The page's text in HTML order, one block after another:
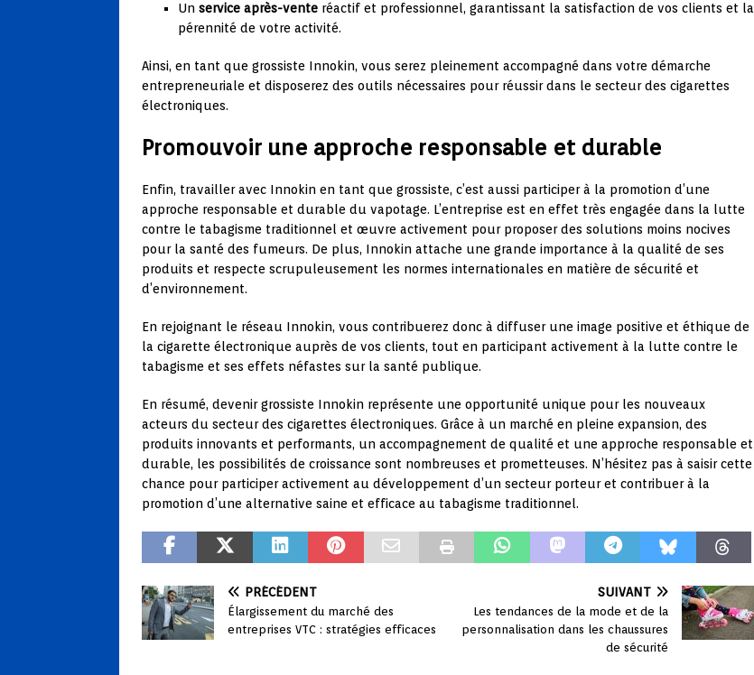
Un service après-vente réactif et professionnel, garantissant la satisfaction de vos clients et la
pérennité de votre activité.
Ainsi, en tant que grossiste Innokin, vous serez pleinement accompagné dans votre démarche
entrepreneuriale et disposerez des outils nécessaires pour réussir dans le secteur des cigarettes
électroniques.
Promouvoir une approche responsable et durable
Enfin, travailler avec Innokin en tant que grossiste, c’est aussi participer à la promotion d’une
approche responsable et durable du vapotage. L’entreprise est en effet très engagée dans la lutte
contre le tabagisme traditionnel et œuvre activement pour proposer des solutions moins nocives
pour la santé des fumeurs. De plus, Innokin attache une grande importance à la qualité de ses
produits et respecte scrupuleusement les normes internationales en matière de sécurité et
d’environnement.
En rejoignant le réseau Innokin, vous contribuerez donc à diffuser une image positive et éthique de
la cigarette électronique auprès de vos clients, tout en participant activement à la lutte contre le
tabagisme et ses effets néfastes sur la santé publique.
En résumé, devenir grossiste Innokin représente une opportunité unique pour les nouveaux
acteurs du secteur des cigarettes électroniques. Grâce à un marché en pleine expansion, des
produits innovants et performants, un accompagnement de qualité et une approche responsable et
durable, les possibilités de croissance sont nombreuses et prometteuses. N’hésitez pas à saisir cette
chance pour participer activement au développement d’un secteur porteur et contribuer à la
promotion d’une alternative saine et efficace au tabagisme traditionnel.
PRÉCÉDENT
Élargissement du marché des
entreprises VTC : stratégies efficaces
SUIVANT
Les tendances de la mode et de la
personnalisation dans les chaussures
de sécurité